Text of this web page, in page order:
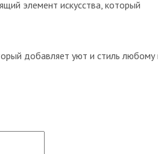
элемент искусства, который
добавляет уют и стиль любому